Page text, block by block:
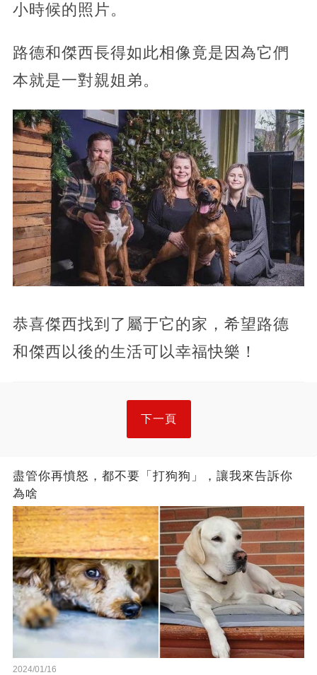
小時候的照片。
路德和傑西長得如此相像竟是因為它們
本就是一對親姐弟。
恭喜傑西找到了屬于它的家，希望路德
和傑西以後的生活可以幸福快樂！
下一頁
盡管你再憤怒，都不要「打狗狗」，讓我來告訴你
為啥
2024/01/16